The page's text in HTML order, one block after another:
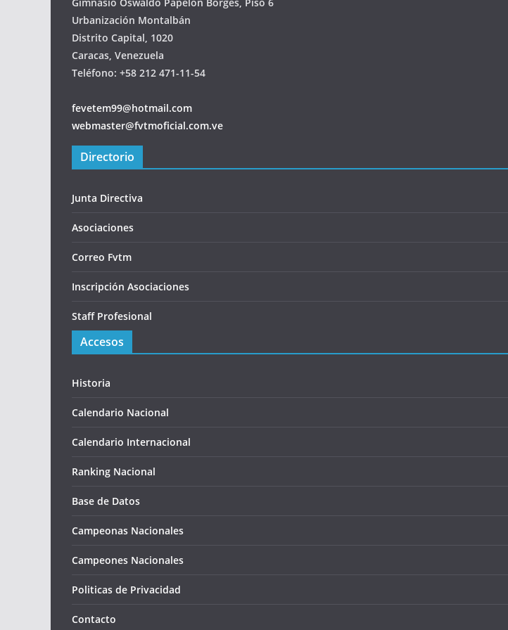
Urbanización Montalbán
Distrito Capital, 1020
Caracas, Venezuela
Teléfono: +58 212 471-11-54
fevetem99@hotmail.com
webmaster@fvtmoficial.com.ve
Directorio
Junta Directiva
Asociaciones
Correo Fvtm
Inscripción Asociaciones
Staff Profesional
Accesos
Historia
Calendario Nacional
Calendario Internacional
Ranking Nacional
Base de Datos
Campeonas Nacionales
Campeones Nacionales
Politicas de Privacidad
Contacto